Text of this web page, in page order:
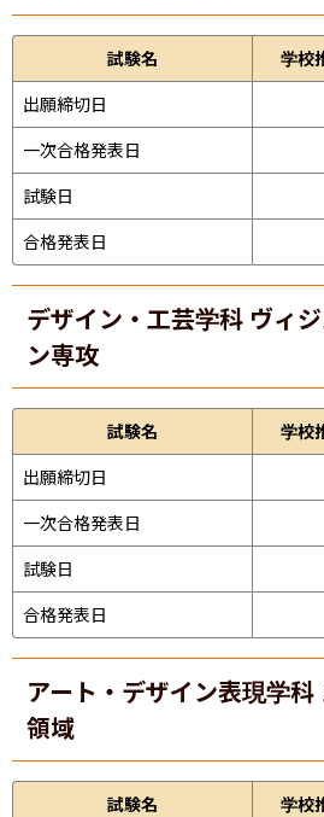
試験名
学校
出願締切日
一次合格発表日
試験日
合格発表日
デザイン・工芸学科 ヴィ
ン専攻
試験名
学校
出願締切日
一次合格発表日
試験日
合格発表日
アート・デザイン表現学科
領域
試験名
学校